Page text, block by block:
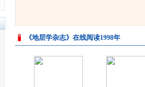
《地层学杂志》在线阅读1998年